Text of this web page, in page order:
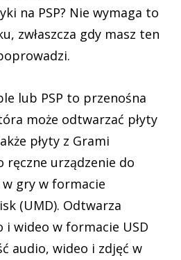
na PSP? Nie wymaga to
zwłaszcza gdy masz ten
lub PSP to przenośna
może odtwarzać płyty
płyty z Grami
ręczne urządzenie do
gry w formacie
(UMD). Odtwarza
i wideo w formacie USD
audio, wideo i zdjęć w